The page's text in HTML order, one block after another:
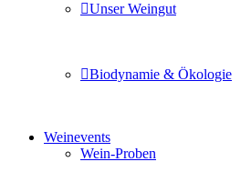
Unser Weingut
Biodynamie & Ökologie
Weinevents
Wein-Proben